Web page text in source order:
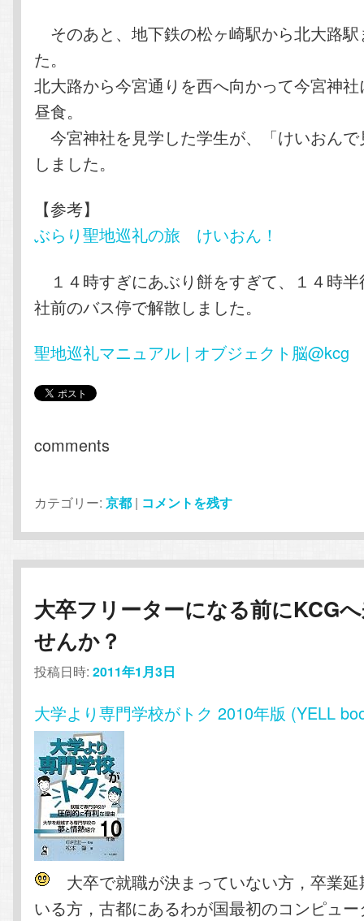
そのあと、地下鉄の松ヶ崎駅から北大路
た。
北大路から今宮通りを西へ向かって今宮神
昼食。
今宮神社を見学した学生が、「けいおん
しました。
【参考】
ぶらり聖地巡礼の旅 けいおん！
１４時すぎにあぶり餅をすぎて、１４時
社前のバス停で解散しました。
聖地巡礼マニュアル | オブジェクト脳@kcg
comments
カテゴリー: 京都 | コメントを残す
大卒フリーターになる前にKCG
せんか？
投稿日時:2011年1月3日
大学より専門学校がトク 2010年版 (YELL
大卒で就職が決まっていない方，卒業
いる方，古都にあるわが国最初のコンピュ